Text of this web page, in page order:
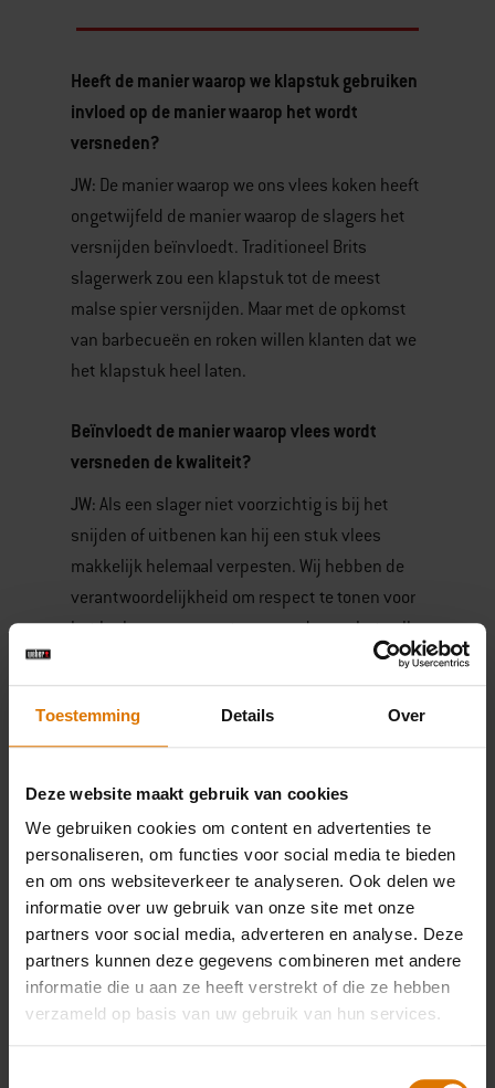
Toestemming Details Over
Deze website maakt gebruik van cookies
We gebruiken cookies om content en advertenties te
personaliseren, om functies voor social media te bieden
en om ons websiteverkeer te analyseren. Ook delen we
informatie over uw gebruik van onze site met onze
partners voor social media, adverteren en analyse. Deze
partners kunnen deze gegevens combineren met andere
informatie die u aan ze heeft verstrekt of die ze hebben
verzameld op basis van uw gebruik van hun services.
Heeft de manier waarop we klapstuk gebruiken
invloed op de manier waarop het wordt
versneden?
JW: De manier waarop we ons vlees koken heeft
ongetwijfeld de manier waarop de slagers het
versnijden beïnvloedt. Traditioneel Brits
slagerwerk zou een klapstuk tot de meest
malse spier versnijden. Maar met de opkomst
van barbecueën en roken willen klanten dat we
het klapstuk heel laten.
Beïnvloedt de manier waarop vlees wordt
versneden de kwaliteit?
JW: Als een slager niet voorzichtig is bij het
snijden of uitbenen kan hij een stuk vlees
makkelijk helemaal verpesten. Wij hebben de
verantwoordelijkheid om respect te tonen voor
het karkas, en ervoor te zorgen dan we het volle
Hoe krijg je het beste stuk vlees bij de slager?
kunnen vinden dat op jouw behoeftenaansluit,
ze kunnen het perfect versnijden, en ze
kunnen je zelfs kookinstructies geven. We
weten ook waar ons vlees vandaan komt –
sommigen van ons kennen de boer zelfs
persoonlijk. Wanneer je iets uit het schap plukt
weet je niet waar het vandaan komt – en, erger
nog, hoe de boer ermee omgegaan is.